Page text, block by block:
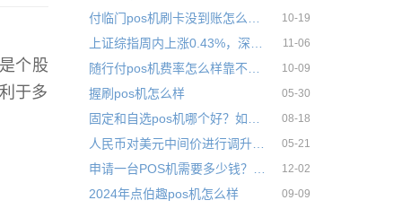
个股
于多
10-19
11-06
随行付pos机费率怎么样靠不靠谱 10-09
握刷pos机怎么样 05-30
08-18
人民币对美元中间价进行调升，中间价调升164个基点 05-21
12-02
2024年点伯趣pos机怎么样 09-09